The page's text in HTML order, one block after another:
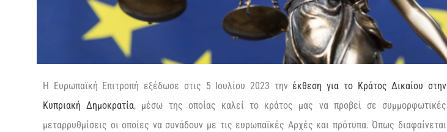
Η Ευρωπαϊκή Επιτροπή εξέδωσε στις 5 Ιουλίου 2023 τηνέκθεση για το Κράτος Δικαίου στην
Κυπριακή Δημοκρατία, μέσω της οποίας καλεί το κράτος μας να προβεί σε συμμορφωτικές
μεταρρυθμίσεις οι οποίες να συνάδουν με τις ευρωπαϊκές Αρχές και πρότυπα. Όπως διαφαίνεται